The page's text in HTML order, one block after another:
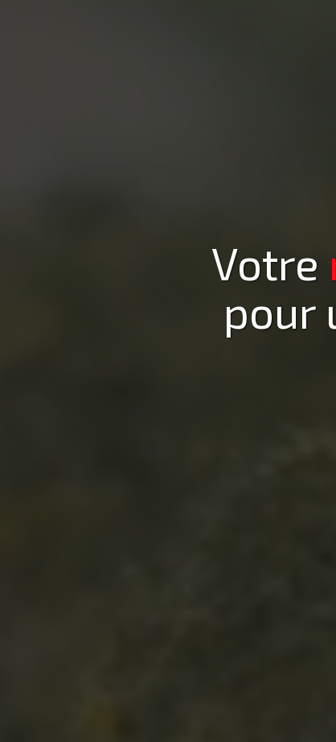
Votre
pour